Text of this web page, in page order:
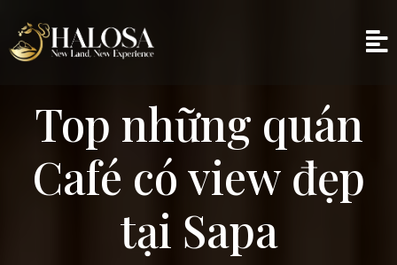
Top những quán
Café có view đẹp
tại Sapa